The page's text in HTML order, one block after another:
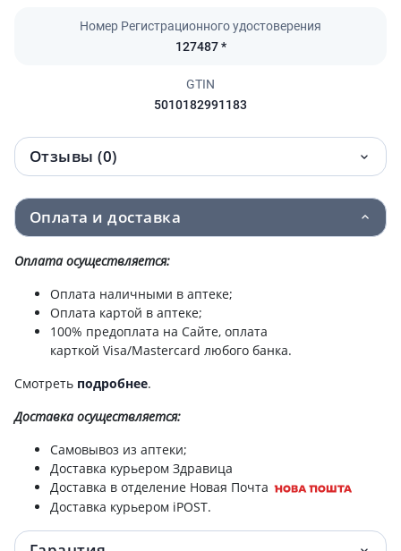
Номер Регистрационного удостоверения
127487 *
GTIN
5010182991183
Отзывы (0)
Оплата и доставка
Оплата осуществляется:
Оплата наличными в аптеке;
Оплата картой в аптеке;
100% предоплата на Сайте, оплата
карткой Visa/Mastercard любого банка.
Смотреть подробнее.
Доставкаосуществляется:
Самовывоз из аптеки;
Доставка курьером Здравица
Доставка в отделение Новая Почта
Доставка курьером iPOST.